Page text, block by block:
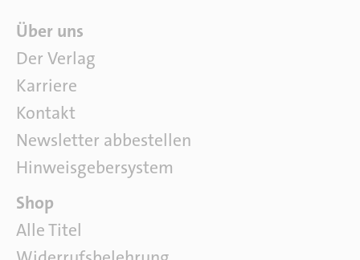
Ü
b
e
r
u
n
s
Über uns
Der Verlag
Karriere
Kontakt
Newsletter abbestellen
Hinweisgebersystem
P
a
r
Shop
Alle Titel